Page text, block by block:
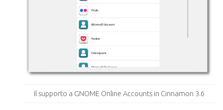
Il supporto a GNOME Online Accounts in Cinnamon 3.6